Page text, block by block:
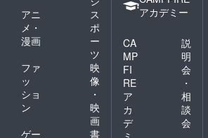
アニ
メ・
漫画
ス
ポ
ー
ツ
ファ
ッ
ショ
ン
映
像
・
映
画
ゲー
書
アカデミー
CA
MP
FI
RE
ア
カ
デ
説
明
会
・
相
談
会